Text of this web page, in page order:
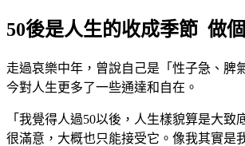
50後是人生的收成季節 做
走過哀樂中年，曾說自己是「性子急、脾
今對人生更多了一些通達和自在。
「我覺得人過50以後，人生樣貌算是大致
很滿意，大概也只能接受它。像我其實是